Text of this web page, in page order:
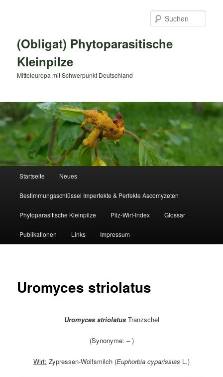
(Obligat) Phytoparasitische
Kleinpilze
Mitteleuropa mit Schwerpunkt Deutschland
Startseite Neues
Bestimmungsschlüssel Imperfekte & Perfekte Ascomyzeten
Phytoparasitische Kleinpilze Pilz-Wirt-Index Glossar
Publikationen Links Impressum
Uromyces striolatus
Uromyces striolatus Tranzschel
(Synonyme: –)
Wirt: Zypressen-Wolfsmilch (Euphorbia cyparissias L.)